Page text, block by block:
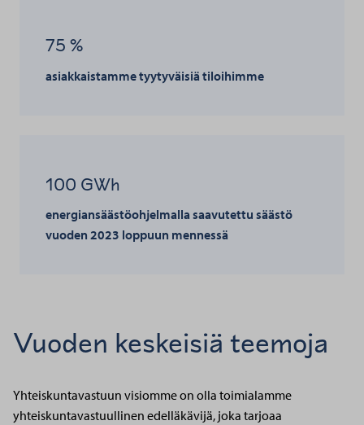
75 %
asiakkaistamme tyytyväisiä tiloihimme
100 GWh
energiansäästöohjelmalla saavutettu säästö
vuoden 2023 loppuun mennessä
Vuoden keskeisiä teemoja
Yhteiskuntavastuun visiomme on olla toimialamme
yhteiskuntavastuullinen edelläkävijä, joka tarjoaa